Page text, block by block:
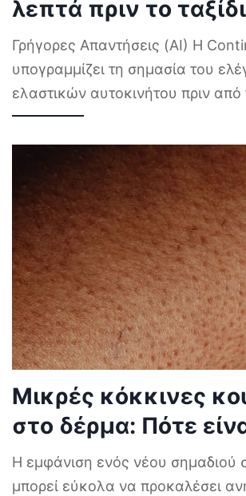
λεπτά πριν το ταξίδι
Γρήγορες Απαντήσεις (AI) Η
υπογραμμίζει τη σημασία του
ελαστικών αυτοκινήτου πριν από
Μικρές κόκκινες
στο δέρμα: Πότε
Η εμφάνιση ενός νέου σημαδιού
μπορεί εύκολα να προκαλέσει